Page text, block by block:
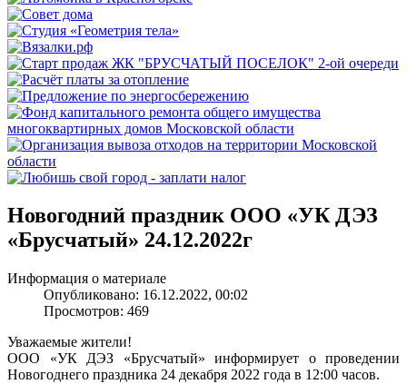
Новогодний праздник ООО «УК ДЭЗ
«Брусчатый» 24.12.2022г
Информация о материале
Опубликовано: 16.12.2022, 00:02
Просмотров: 469
Уважаемые жители!
ООО «УК ДЭЗ «Брусчатый» информирует о проведении
Новогоднего праздника 24 декабря 2022 года в 12:00 часов.